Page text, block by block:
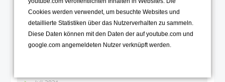
Dezember 2021
November 2021
Oktober 2021
Cookies werden verwendet, um besuchte Websites und
detaillierte Statistiken über das Nutzerverhalten zu sammeln.
Diese Daten können mit den Daten der auf youtube.com und
google.com angemeldeten Nutzer verknüpft werden.